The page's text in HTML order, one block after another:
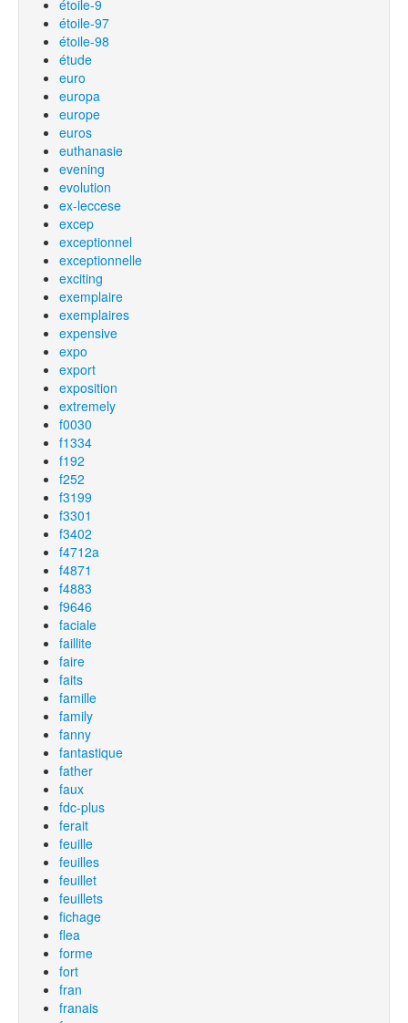
étoile-9
étoile-97
étoile-98
étude
euro
europa
europe
euros
euthanasie
evening
evolution
ex-leccese
excep
exceptionnel
exceptionnelle
exciting
exemplaire
exemplaires
expensive
expo
export
exposition
extremely
f0030
f1334
f192
f252
f3199
f3301
f3402
f4712a
f4871
f4883
f9646
faciale
faillite
faire
faits
famille
family
fanny
fantastique
father
faux
fdc-plus
ferait
feuille
feuilles
feuillet
feuillets
fichage
flea
forme
fort
fran
franais